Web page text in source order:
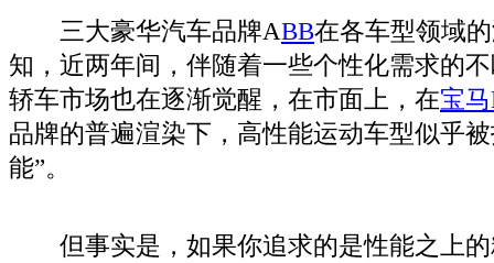
三大豪华汽车品牌ABB在各车型领域
知，近两年间，伴随着一些个性化需求的
轿车市场也在逐渐觉醒，在市面上，在宝
品牌的普遍渲染下，高性能运动车型似乎
能”。
但事实是，如果你追求的是性能之上的